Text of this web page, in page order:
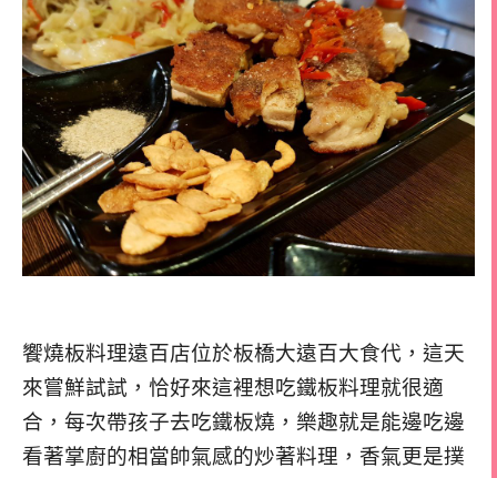
饗燒板料理遠百店位於板橋大遠百大食代，這天
來嘗鮮試試，恰好來這裡想吃鐵板料理就很適
合，每次帶孩子去吃鐵板燒，樂趣就是能邊吃邊
看著掌廚的相當帥氣感的炒著料理，香氣更是撲